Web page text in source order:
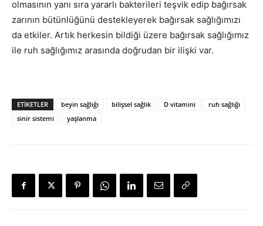
olmasının yanı sıra yararlı bakterileri teşvik edip bağırsak
zarının bütünlüğünü destekleyerek bağırsak sağlığımızı
da etkiler. Artık herkesin bildiği üzere bağırsak sağlığımız
ile ruh sağlığımız arasında doğrudan bir ilişki var.
ETIKETLER beyin sağlığı bilişsel sağlık D vitamini
ruh sağlığı
sinir sistemi
yaşlanma